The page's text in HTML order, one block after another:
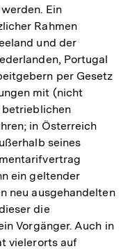
Ein
Rahmen
und der
Portugal
per Gesetz
mit (nicht
in Österreich
seines
ein geltender
neu ausgehandelten
die
Vorgänger. Auch in
vielerorts auf